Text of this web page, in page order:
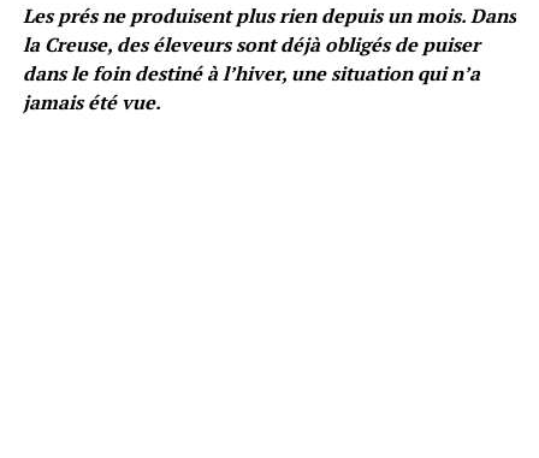
Les prés ne produisent plus rien depuis un mois. Dans
la Creuse, des éleveurs sont déjà obligés de puiser
dans le foin destiné à l’hiver, une situation qui n’a
jamais été vue.